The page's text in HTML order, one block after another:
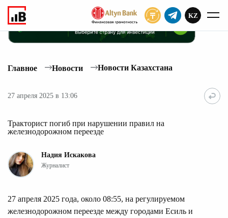
KZ
Главное Новости Новости Казахстана
27 апреля 2025 в 13:06
Тракторист погиб при нарушении правил на
железнодорожном переезде
Надия Искакова
Журналист
27 апреля 2025 года, около 08:55, на регулируемом
железнодорожном переезде между городами Есиль и